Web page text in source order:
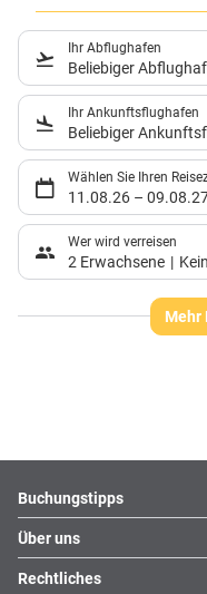
Ihr Abflughafen
Beliebiger
Ihr Ankunftsflughafen
Beliebiger
Wählen Sie Ihren
11.08.26 –
Wer wird verreisen
2 Erwachsene
Mehr
Footer navigation
Buchungstipps
Warum im Reisebüro buchen
Hoteltipps
Über uns
Kontakt
Rechtliches